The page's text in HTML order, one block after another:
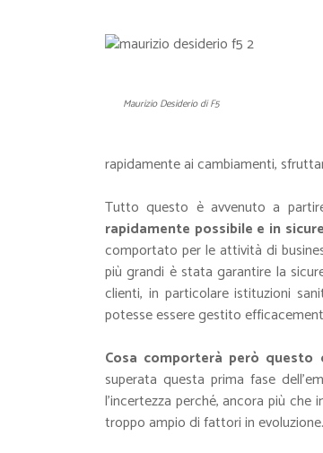
Maurizio Desiderio di F5
rapidamente ai cambiamenti,
Tutto questo è avvenuto a
rapidamente possibile e in
comportato per le attività di
più grandi è stata garantire la
clienti, in particolare istituzioni
potesse essere gestito
Cosa comporterà però
superata questa prima fase
l'incertezza perché, ancora più che
troppo ampio di fattori in evoluzione.